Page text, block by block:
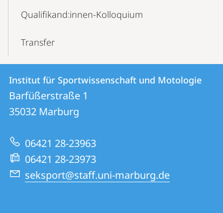
Qualifikand:innen-Kolloquium
Transfer
Kontakt
und
Informationen
zur
Website
Kontaktinformationen
Institut
für
Sportwissenschaft
und
Motologie
Institut für Sportwissenschaft und Motologie
Barfüßerstraße 1
35032 Marburg
06421 28-23963
06421 28-23973
seksport@staff.uni-marburg.de